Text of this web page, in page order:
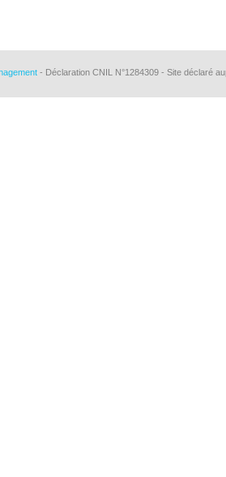
- Déclaration CNIL N°1284309 - Site déclaré